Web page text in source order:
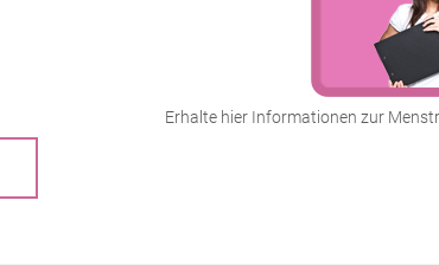
Erhalte hier Informationen zur